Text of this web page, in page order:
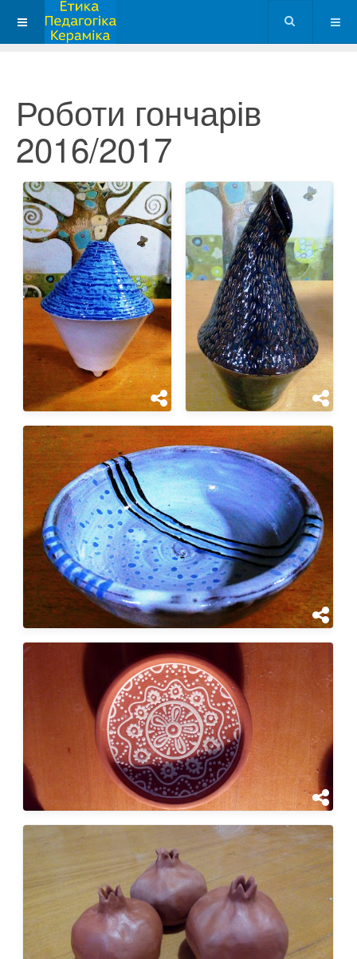
Роботи гончарів
2016/2017